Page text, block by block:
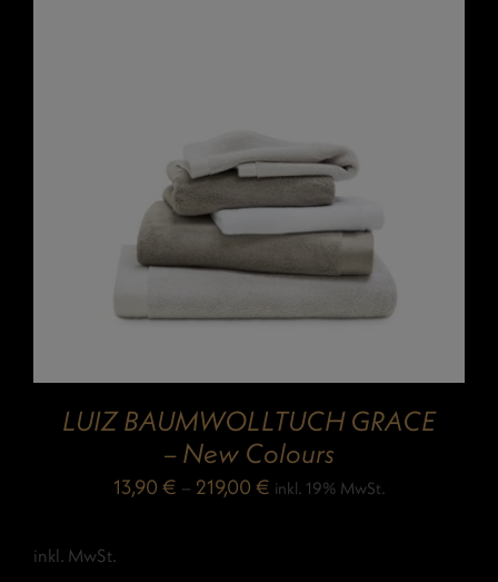
LUIZ BAUMWOLLTUCH GRACE
– New Colours
13,90 € – 219,00 € inkl. 19% MwSt.
inkl. MwSt.